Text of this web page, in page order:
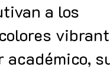
a los